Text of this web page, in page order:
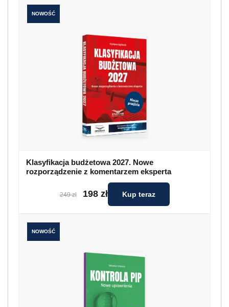
NOWOŚĆ
Klasyfikacja budżetowa 2027. Nowe
rozporządzenie z komentarzem eksperta
249 zł 198 zł Kup teraz
NOWOŚĆ